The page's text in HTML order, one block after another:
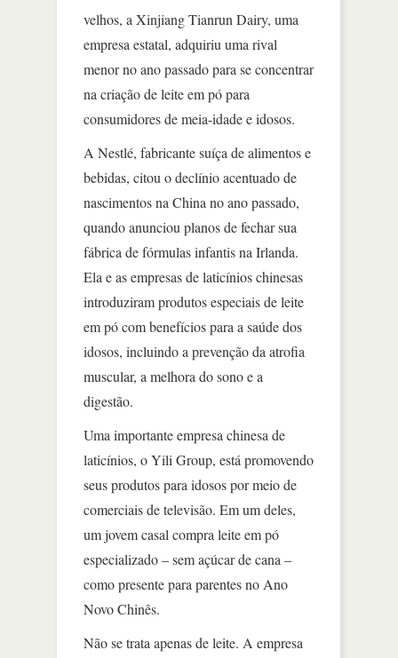
velhos, a Xinjiang Tianrun Dairy, uma
empresa estatal, adquiriu uma rival
menor no ano passado para se concentrar
na criação de leite em pó para
consumidores de meia-idade e idosos.
A Nestlé, fabricante suíça de alimentos e
bebidas, citou o declínio acentuado de
nascimentos na China no ano passado,
quando anunciou planos de fechar sua
fábrica de fórmulas infantis na Irlanda.
Ela e as empresas de laticínios chinesas
introduziram produtos especiais de leite
em pó com benefícios para a saúde dos
idosos, incluindo a prevenção da atrofia
muscular, a melhora do sono e a
digestão.
Uma importante empresa chinesa de
laticínios, o Yili Group, está promovendo
seus produtos para idosos por meio de
comerciais de televisão. Em um deles,
um jovem casal compra leite em pó
especializado – sem açúcar de cana –
como presente para parentes no Ano
Novo Chinês.
Não se trata apenas de leite. A empresa